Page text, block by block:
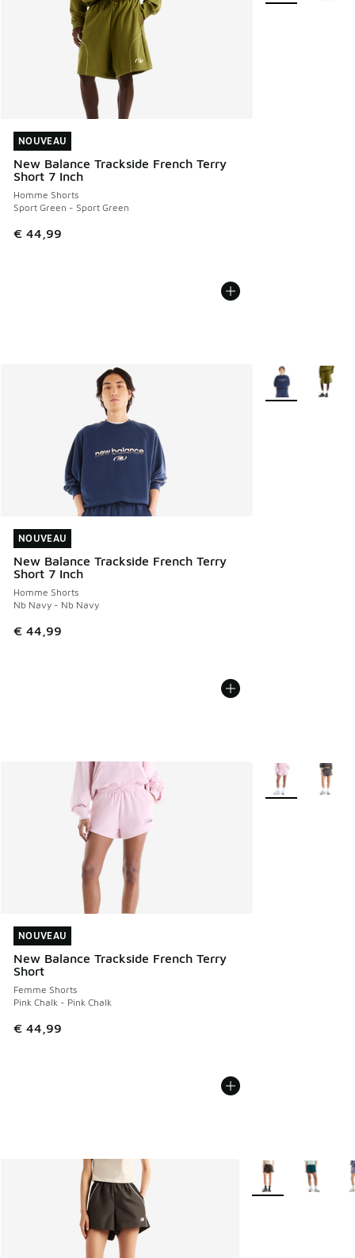
NOUVEAU
New Balance Trackside French Terry
Short 7 Inch
Homme Shorts
Sport Green - Sport Green
€ 44,99
NOUVEAU
NOUVEAU
New Balance Trackside French Terry
Short 7 Inch
Homme Shorts
Nb Navy - Nb Navy
€ 44,99
NOUVEAU
Plus de couleurs
NOUVEAU
New Balance Trackside French Terry
Short
Femme Shorts
Pink Chalk - Pink Chalk
€ 44,99
NOUVEAU
Plus de couleurs
Plus de couleurs